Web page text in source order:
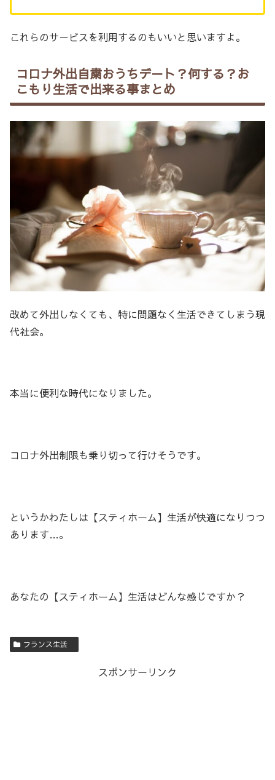
これらのサ－ビスを利用するのもいいと思いますよ。
コロナ外出自粛おうちデ－ト？何する？お
こもり生活で出来る事まとめ
改めて外出しなくても、特に問題なく生活できてしまう現
代社会。
本当に便利な時代になりました。
コロナ外出制限も乗り切って行けそうです。
というかわたしは【スティホーム】生活が快適になりつつ
あります…。
あなたの【スティホーム】生活はどんな感じですか？
フランス生活
スポンサーリンク